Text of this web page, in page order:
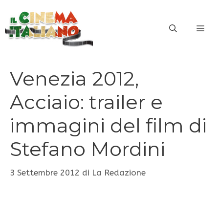
contenuto
Venezia 2012,
Acciaio: trailer e
immagini del film di
Stefano Mordini
3 Settembre 2012 di La Redazione